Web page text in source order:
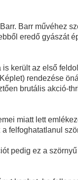
ad vissza
Calvin is benne van
Barr művéhez
eredő gyászát
került az első
rendezése
brutális akció-
miatt lett
felfoghatatlanul
pedig ez a